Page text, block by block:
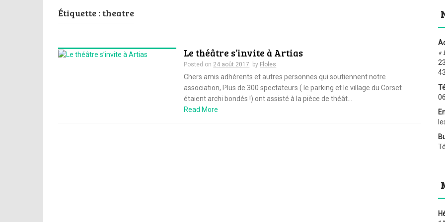
Étiquette : theatre
Le théâtre s’invite à Artias
Posted on 24 août 2017 by Floles
Chers amis adhérents et autres personnes qui soutiennent notre
association, Plus de 300 spectateurs ( le parking et le village du Corset
étaient archi bondés !) ont assisté à la pièce de théât...
Read More
«